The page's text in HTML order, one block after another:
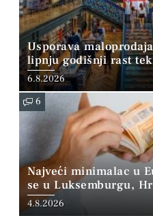
Usporava
lipnju godišnji rast
6.8.2026
6
Najveći minimalac u
se u Luksemburgu,
“srednjoj skupini”
4.8.2026